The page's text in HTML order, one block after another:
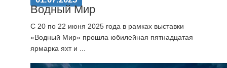
Водный Мир
С 20 по 22 июня 2025 года в рамках выставки
«Водный Мир» прошла юбилейная пятнадцатая
ярмарка яхт и ...